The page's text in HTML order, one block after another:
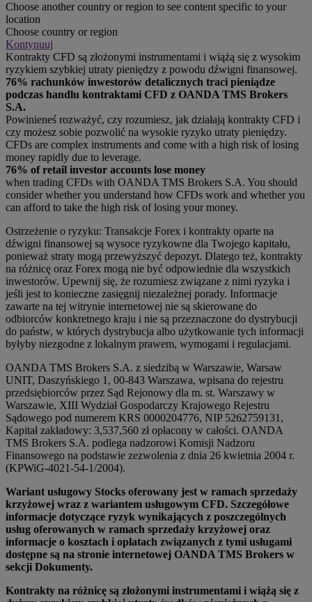
Choose another country or region to see content specific to your
location
Choose country or region
Kontynuuj
Kontrakty CFD są złożonymi instrumentami i wiążą się z wysokim
ryzykiem szybkiej utraty pieniędzy z powodu dźwigni finansowej.
76% rachunków inwestorów detalicznych traci pieniądze
podczas handlu kontraktami CFD z OANDA TMS Brokers
S.A.
Powinieneś rozważyć, czy rozumiesz, jak działają kontrakty CFD i
czy możesz sobie pozwolić na wysokie ryzyko utraty pieniędzy.
CFDs are complex instruments and come with a high risk of losing
money rapidly due to leverage.
76% of retail investor accounts lose money
when trading CFDs with OANDA TMS Brokers S.A. You should
consider whether you understand how CFDs work and whether you
can afford to take the high risk of losing your money.
Ostrzeżenie o ryzyku: Transakcje Forex i kontrakty oparte na
dźwigni finansowej są wysoce ryzykowne dla Twojego kapitału,
ponieważ straty mogą przewyższyć depozyt. Dlatego też, kontrakty
na różnicę oraz Forex mogą nie być odpowiednie dla wszystkich
inwestorów. Upewnij się, że rozumiesz związane z nimi ryzyka i
jeśli jest to konieczne zasięgnij niezależnej porady. Informacje
zawarte na tej witrynie internetowej nie są skierowane do
odbiorców konkretnego kraju i nie są przeznaczone do dystrybucji
do państw, w których dystrybucja albo użytkowanie tych informacji
byłyby niezgodne z lokalnym prawem, wymogami i regulacjami.
OANDA TMS Brokers S.A. z siedzibą w Warszawie, Warsaw
UNIT, Daszyńskiego 1, 00-843 Warszawa, wpisana do rejestru
przedsiębiorców przez Sąd Rejonowy dla m. st. Warszawy w
Warszawie, XIII Wydział Gospodarczy Krajowego Rejestru
Sądowego pod numerem KRS 0000204776, NIP 5262759131,
Kapitał zakładowy: 3,537,560 zł opłacony w całości. OANDA
TMS Brokers S.A. podlega nadzorowi Komisji Nadzoru
Finansowego na podstawie zezwolenia z dnia 26 kwietnia 2004 r.
(KPWiG-4021-54-1/2004).
Wariant usługowy Stocks oferowany jest w ramach sprzedaży
krzyżowej wraz z wariantem usługowym CFD. Szczegółowe
informacje dotyczące ryzyk wynikających z poszczególnych
usług oferowanych w ramach sprzedaży krzyżowej oraz
informacje o kosztach i opłatach związanych z tymi usługami
dostępne są na stronie internetowej OANDA TMS Brokers w
sekcji Dokumenty.
Kontrakty na różnicę są złożonymi instrumentami i wiążą się z